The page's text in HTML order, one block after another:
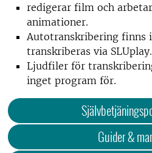
redigerar film och
animationer.
Autotranskribering finns
transkriberas via SLUplay.
Ljudfiler för
inget program för.
Guider &